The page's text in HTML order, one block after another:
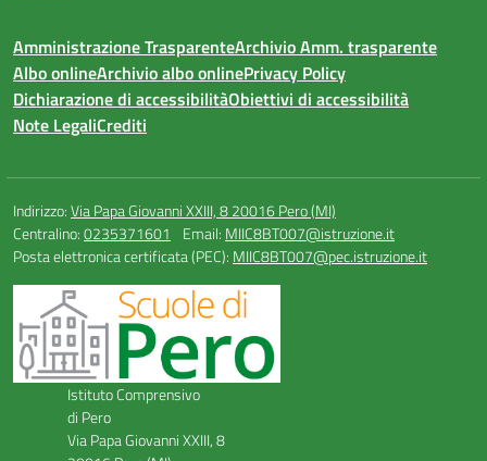
Amministrazione TrasparenteArchivio Amm. trasparente
Albo onlineArchivio albo onlinePrivacy Policy
Dichiarazione di accessibilitàObiettivi di accessibilità
Note LegaliCrediti
Indirizzo:Via Papa Giovanni XXIII, 8 20016 Pero (MI)
Centralino:0235371601 Email: MIIC8BT007@istruzione.it
Posta elettronica certificata (PEC): MIIC8BT007@pec.istruzione.it
Istituto Comprensivo
di Pero
Via Papa Giovanni XXIII, 8